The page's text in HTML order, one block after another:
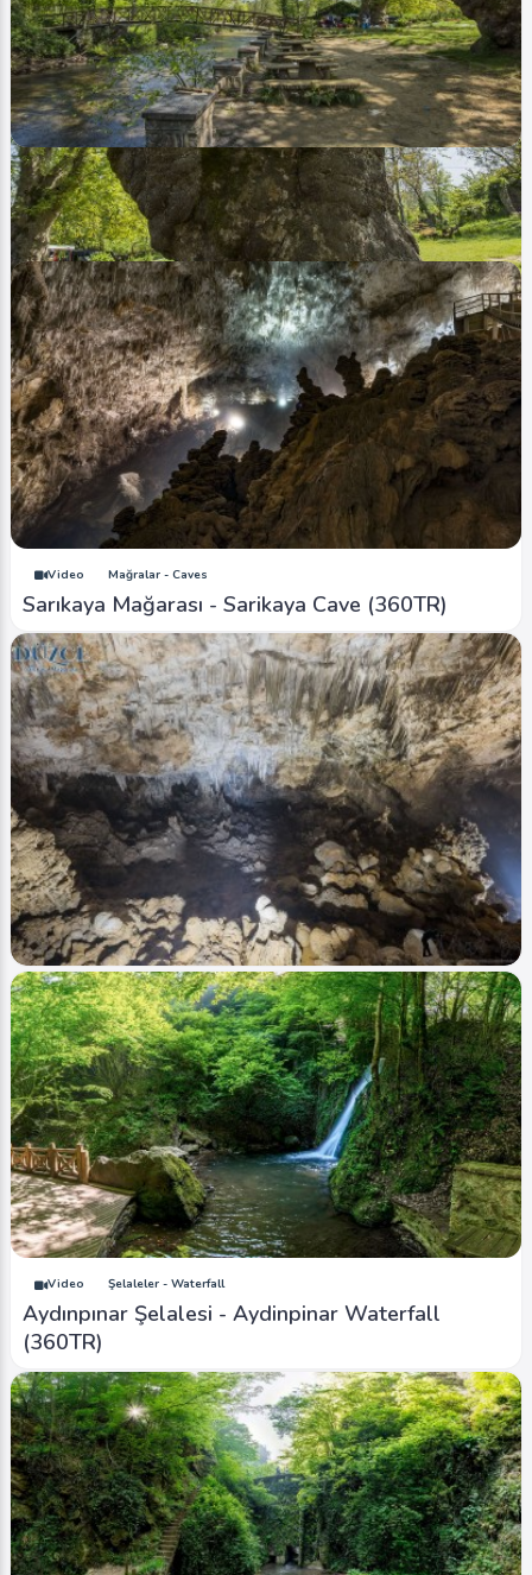
Image Şelaleler - Waterfalls
Cumayanı Mesire Alanı - Cumayani Picnic Area
0 7363 0
Video Tarih - History
Cumayanı Mesire Alanı - Cumayani Picnic Area
(360TR)
Video Mağralar - Caves
Sarıkaya Mağarası - Sarikaya Cave (360TR)
Image Mağaralar - Caves
Düzce Sarıkaya Mağarası - Duzce Sarikaya
Caves
0 6366 0
Video Şelaleler - Waterfall
Aydınpınar Şelalesi - Aydinpinar Waterfall
(360TR)